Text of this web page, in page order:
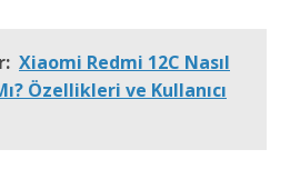
Xiaomi Redmi 12C Nasıl
Özellikleri ve Kullanıcı